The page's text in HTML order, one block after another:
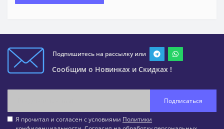
Подпишитесь на рассылку или
Сообщим о Новинках и Скидках !
Подписаться
Я прочитал и согласен с условиями Политики